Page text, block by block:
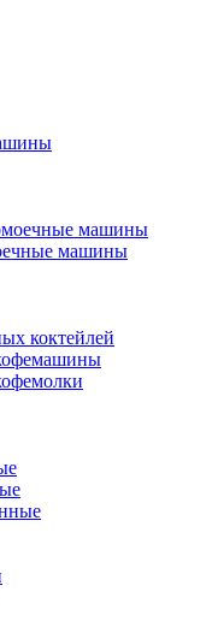
машины
машины
коктейлей